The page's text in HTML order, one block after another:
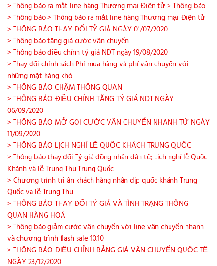
> Thông báo ra mắt line hàng Thương mại Điện tử> Thông báo
> Thông báo> Thông báo ra mắt line hàng Thương mại Điện tử
> THÔNG BÁO THAY ĐỔI TỶ GIÁ NGÀY 01/07/2020
> Thông báo tăng giá cước vận chuyển
> Thông báo điều chỉnh tỷ giá NDT ngày 19/08/2020
> Thay đổi chính sách Phí mua hàng và phí vận chuyển với
những mặt hàng khó
> THÔNG BÁO CHẬM THÔNG QUAN
> THÔNG BÁO ĐIỀU CHỈNH TĂNG TỶ GIÁ NDT NGÀY
06/09/2020
> THÔNG BÁO MỞ GÓI CƯỚC VẬN CHUYỂN NHANH TỪ NGÀY
11/09/2020
> THÔNG BÁO LỊCH NGHỈ LỄ QUỐC KHÁCH TRUNG QUỐC
> Thông báo thay đổi Tỷ giá đồng nhân dân tệ; Lịch nghỉ lễ Quốc
Khánh và lễ Trung Thu Trung Quốc
> Chương trình tri ân khách hàng nhân dịp quốc khánh Trung
Quốc và lễ Trung Thu
> THÔNG BÁO THAY ĐỔI TỶ GIÁ VÀ TÌNH TRẠNG THÔNG
QUAN HÀNG HOÁ
> Thông báo giảm cước vận chuyển với line vận chuyển nhanh
và chương trình flash sale 10.10
> THÔNG BÁO ĐIỀU CHỈNH BẢNG GIÁ VẬN CHUYỂN QUỐC TẾ
NGÀY 23/12/2020